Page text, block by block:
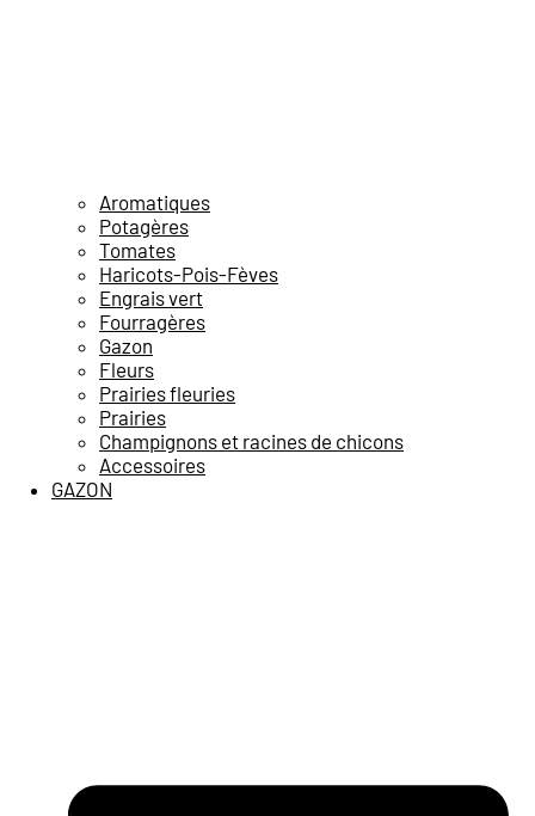
Aromatiques
Potagères
Tomates
Haricots-Pois-Fèves
Engrais vert
Fourragères
Gazon
Fleurs
Prairies fleuries
Prairies
Champignons et racines de chicons
Accessoires
GAZON